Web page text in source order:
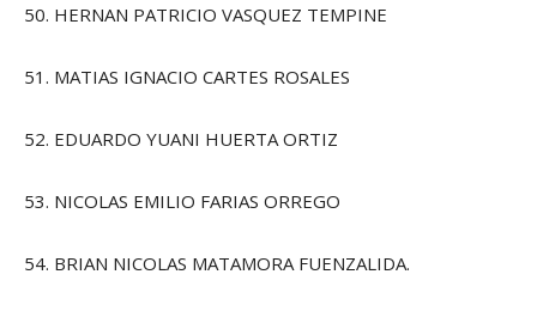
50. HERNAN PATRICIO VASQUEZ TEMPINE
51. MATIAS IGNACIO CARTES ROSALES
52. EDUARDO YUANI HUERTA ORTIZ
53. NICOLAS EMILIO FARIAS ORREGO
54. BRIAN NICOLAS MATAMORA FUENZALIDA.